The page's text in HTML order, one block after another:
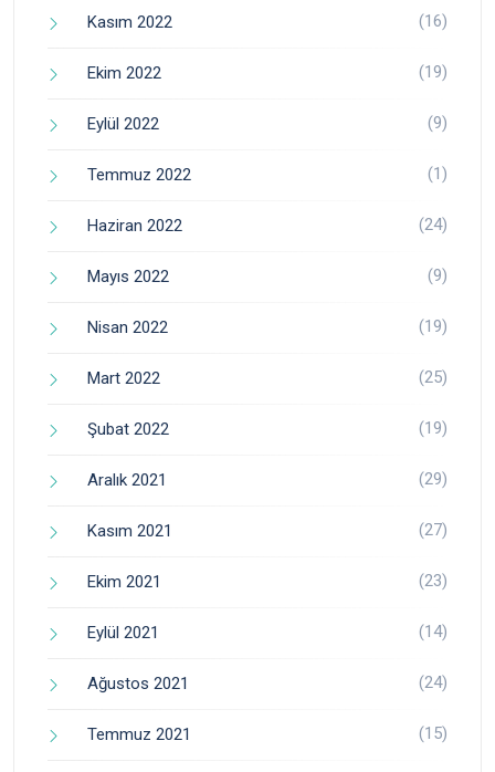
Kasım 2022 (16)
Ekim 2022 (19)
Eylül 2022 (9)
Temmuz 2022 (1)
Haziran 2022 (24)
Mayıs 2022 (9)
Nisan 2022 (19)
Mart 2022 (25)
Şubat 2022 (19)
Aralık 2021 (29)
Kasım 2021 (27)
Ekim 2021 (23)
Eylül 2021 (14)
Ağustos 2021 (24)
Temmuz 2021 (15)